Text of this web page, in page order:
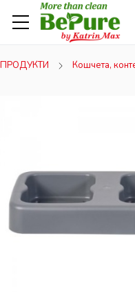
ПРОДУКТИ Кошчета,